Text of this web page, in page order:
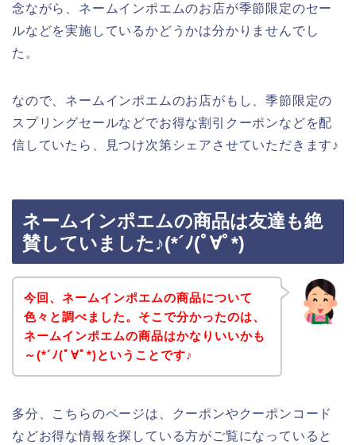
念ながら、ネームインポエムのお店が季節限定のセー
ルなどを実施しているかどうかは分かりませんでし
た。
なので、ネームインポエムのお店がもし、季節限定の
スプリングセールなどでお得な割引クーポンなどを配
信していたら、見つけ次第シェアさせていただきます♪
ネームインポエムの商品は友達も絶
賛していました♪(*´ﾉ(ﾟ∀ﾟ*)
今回、ネームインポエムの商品について
色々と調べました。そこで分かったのは、
ネームインポエムの商品はかなりいいかも
～(*´ﾉ(ﾟ∀ﾟ*)ということです♪
多分、こちらのページは、クーポンやクーポンコード
などお得な情報を探している方がご覧になっていると